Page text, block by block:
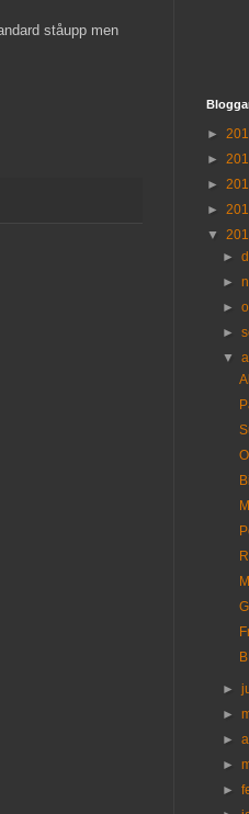
ståupp men
►
►
►
►
▼
►
►
►
►
▼
►
►
►
►
►